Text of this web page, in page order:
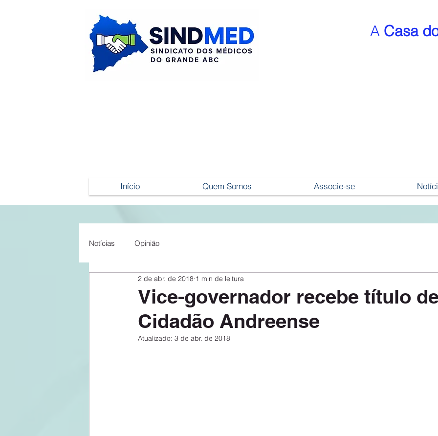
A Casa
Início Quem Somos Associe-se
Notícias Opinião
Vice-governador recebe título
Cidadão Andreense
2 de abr. de 2018 1 min de leitura
Atualizado: 3 de abr. de 2018